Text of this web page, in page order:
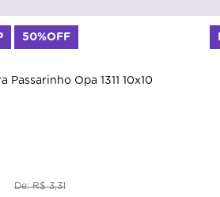
Passarinho Opa 1311 10x10
De: R$ 3,31
50%OFF